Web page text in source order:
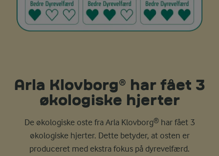
Arla Klovborg® har fået 3
økologiske hjerter
De økologiske oste fra Arla Klovborg® har fået 3
økologiske hjerter. Dette betyder, at osten er
produceret med ekstra fokus på dyrevelfærd.